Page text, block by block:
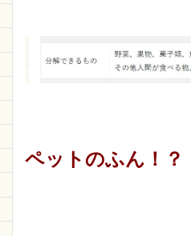
ペットのふん！？